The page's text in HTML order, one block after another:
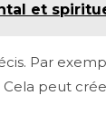
et
Par
peut